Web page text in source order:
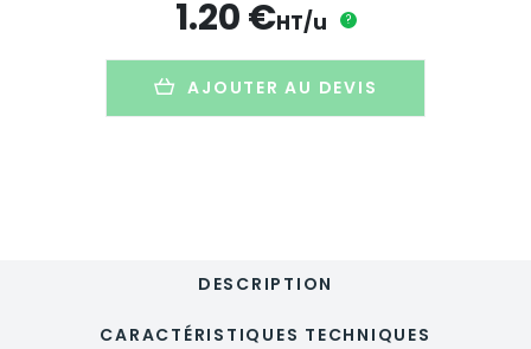
personnalisé1.20€HT/u ?
AJOUTER AU DEVIS
DESCRIPTION
CARACTÉRISTIQUES TECHNIQUES